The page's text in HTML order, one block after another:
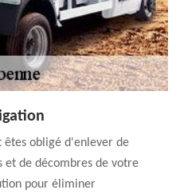
êtes obligé d'enlever de
et de décombres de votre
pour éliminer